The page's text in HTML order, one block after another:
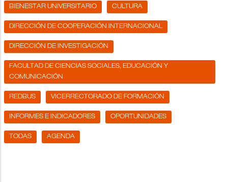
BIENESTAR UNIVERSITARIO CULTURA
DIRECCIÓN DE COOPERACIÓN INTERNACIONAL
DIRECCIÓN DE INVESTIGACIÓN
FACULTAD DE CIENCIAS SOCIALES, EDUCACIÓN Y
COMUNICACIÓN
REDBUS VICERRECTORADO DE FORMACIÓN
INFORMES E INDICADORES OPORTUNIDADES
TODAS AGENDA